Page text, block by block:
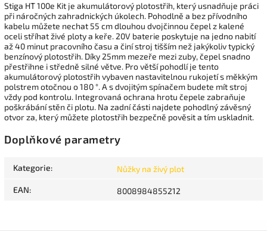
Stiga HT 100e Kit je akumulátorový plotostřih, který usnadňuje práci
při náročných zahradnických úkolech. Pohodlně a bez přívodního
kabelu můžete nechat 55 cm dlouhou dvojčinnou čepel z kalené
oceli stříhat živé ploty a keře. 20V baterie poskytuje na jedno nabití
až 40 minut pracovního času a činí stroj tišším než jakýkoliv typický
benzínový plotostřih. Díky 25mm mezeře mezi zuby, čepel snadno
přestřihne i středně silné větve. Pro větší pohodlí je tento
akumulátorový plotostřih vybaven nastavitelnou rukojetí s měkkým
polstrem otočnou o 180 °. A s dvojitým spínačem budete mít stroj
vždy pod kontrolu. Integrovaná ochrana hrotu čepele zabraňuje
poškrábání stěn či plotu. Na zadní části najdete pohodlný závěsný
otvor za, který můžete plotostřih bezpečně pověsit a tím uskladnit.
Doplňkové parametry
Kategorie: Nůžky na živý plot
EAN: 8008984855212